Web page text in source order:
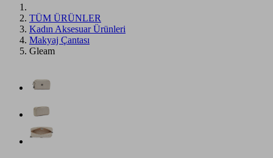
TÜM ÜRÜNLER
Kadın Aksesuar Ürünleri
Makyaj Çantası
Gleam